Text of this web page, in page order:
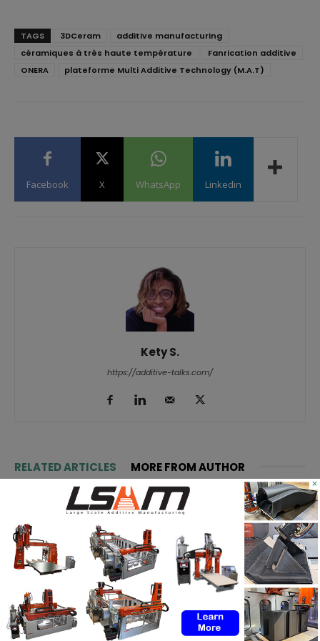
TAGS 3DCeram
additive manufacturing
céramiques à très haute température
Fanrication additive
ONERA
plateforme Multi Additive Technology (M.A.T)
Facebook X WhatsApp Linkedin
Kety S.
https://additive-talks.com/
RELATED ARTICLES MORE FROM AUTHOR
TE Connectivity mise sur
l’impression 3D pour la fabrication
de cathéters
Le bon moment en FA : quand les
fabricants de machines doivent
lancer, et quand les utilisateurs
doivent investir
×